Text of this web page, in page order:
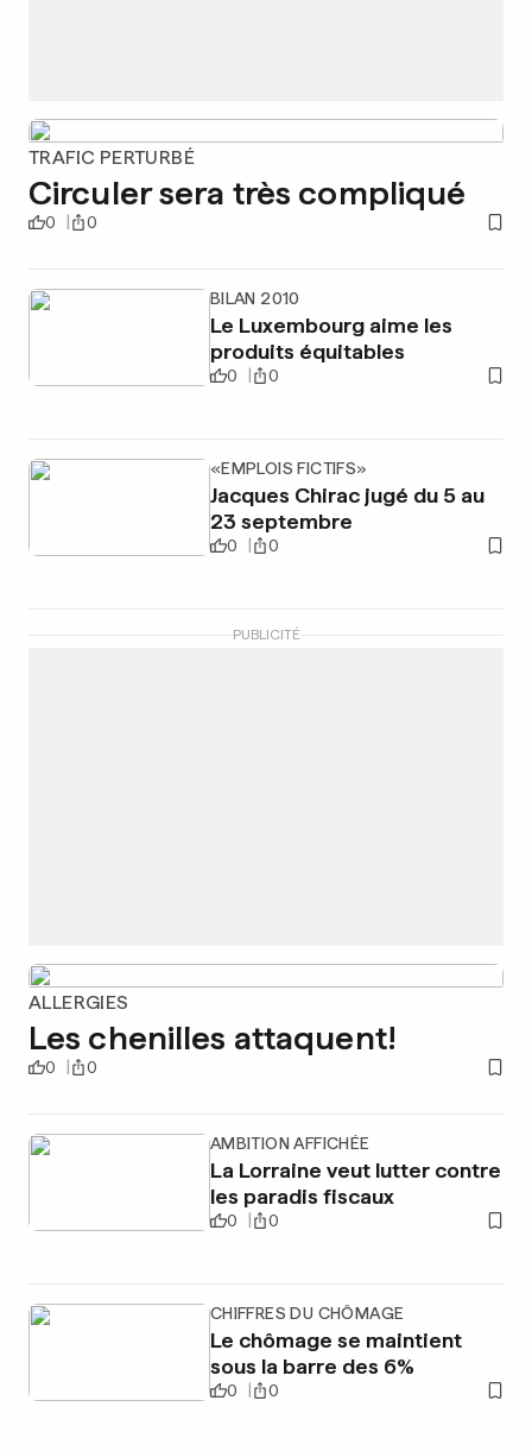
TRAFIC PERTURBÉ
Circuler sera très compliqué
0 0
BILAN 2010
Le Luxembourg aime les
produits équitables
0 0
«EMPLOIS FICTIFS»
Jacques Chirac jugé du 5 au
23 septembre
0 0
PUBLICITÉ
ALLERGIES
Les chenilles attaquent!
0 0
AMBITION AFFICHÉE
La Lorraine veut lutter contre
les paradis fiscaux
0 0
CHIFFRES DU CHÔMAGE
Le chômage se maintient
sous la barre des 6%
0 0